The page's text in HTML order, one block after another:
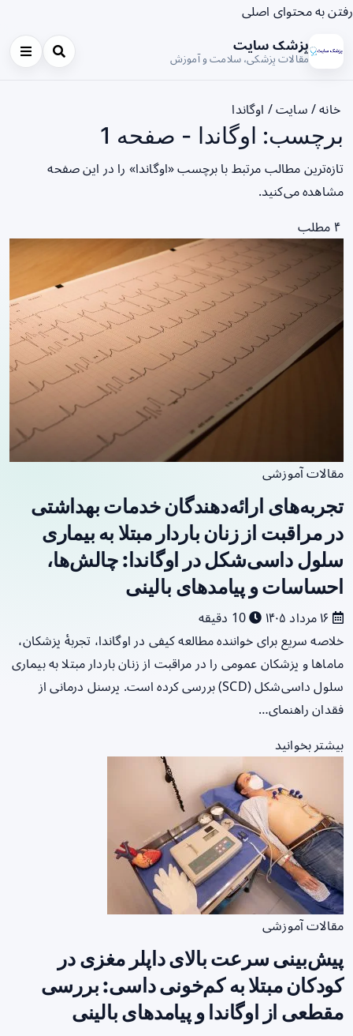
رفتن به محتوای اصلی
پزشک سایت
مقالات پزشکی، سلامت و آموزش
خانه/ سایت/ اوگاندا
برچسب: اوگاندا - صفحه 1
تازه‌ترین مطالب مرتبط با برچسب «اوگاندا» را در این صفحه
مشاهده می‌کنید.
۴ مطلب
مقالات آموزشی
تجربه‌های ارائه‌دهندگان خدمات بهداشتی
در مراقبت از زنان باردار مبتلا به بیماری
سلول داسی‌شکل در اوگاندا: چالش‌ها،
احساسات و پیامدهای بالینی
10 دقیقه
خلاصه سریع برای خواننده مطالعه کیفی در اوگاندا، تجربهٔ پزشکان،
ماماها و پزشکان عمومی را در مراقبت از زنان باردار مبتلا به بیماری
سلول داسی‌شکل (SCD) بررسی کرده است. پرسنل درمانی از
فقدان راهنمای…
بیشتر بخوانید
مقالات آموزشی
پیش‌بینی سرعت بالای داپلر مغزی در
کودکان مبتلا به کم‌خونی داسی: بررسی
مقطعی از اوگاندا و پیامدهای بالینی